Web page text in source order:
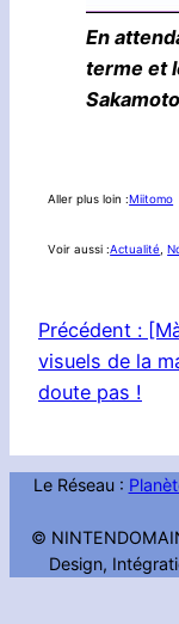
En
terme et
Aller plus loin :Miitomo
Voir aussi :Actualité ,
Précédent :
visuels de la
doute pas !
Le Réseau :
©
Design,